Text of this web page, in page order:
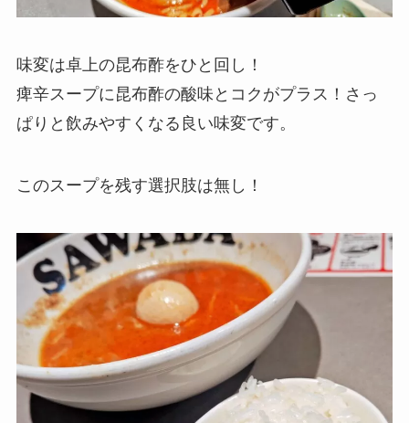
味変は卓上の昆布酢をひと回し！
痺辛スープに昆布酢の酸味とコクがプラス！さっ
ぱりと飲みやすくなる良い味変です。
このスープを残す選択肢は無し！